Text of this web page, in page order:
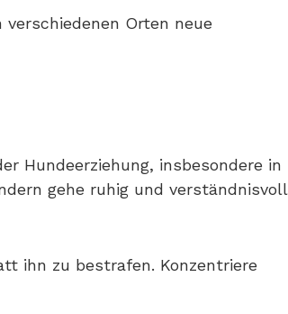
Orten neue
Hundeerziehung, insbesondere in
gehe ruhig und verständnisvoll
ihn zu bestrafen. Konzentriere